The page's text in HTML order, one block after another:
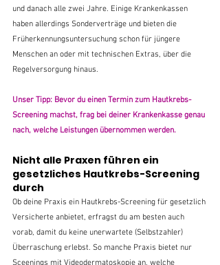
und danach alle zwei Jahre. Einige Krankenkassen
haben allerdings Sonderverträge und bieten die
Früherkennungsuntersuchung schon für jüngere
Menschen an oder mit technischen Extras, über die
Regelversorgung hinaus.
Unser Tipp: Bevor du einen Termin zum Hautkrebs-
Screening machst, frag bei deiner Krankenkasse genau
nach, welche Leistungen übernommen werden.
Nicht alle Praxen führen ein
gesetzliches Hautkrebs-Screening
durch
Ob deine Praxis ein Hautkrebs-Screening für gesetzlich
Versicherte anbietet, erfragst du am besten auch
vorab, damit du keine unerwartete (Selbstzahler)
Überraschung erlebst. So manche Praxis bietet nur
Sceenings mit Videodermatoskopie an, welche